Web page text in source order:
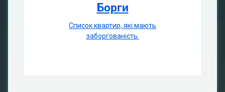
Борги
Список квартир, які мають
заборгованість.